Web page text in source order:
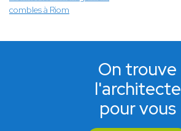
combles à Riom
On trouve
l'architecte
pour vous